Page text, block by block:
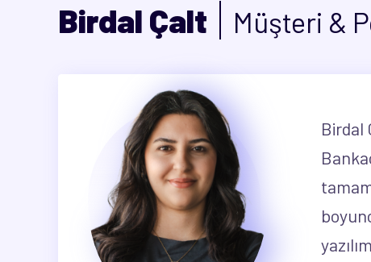
Birdal Çalt Müşteri &
Birdal